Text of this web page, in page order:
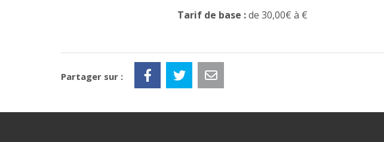
Tarif de base :de 30,00€ à €
Partager sur :